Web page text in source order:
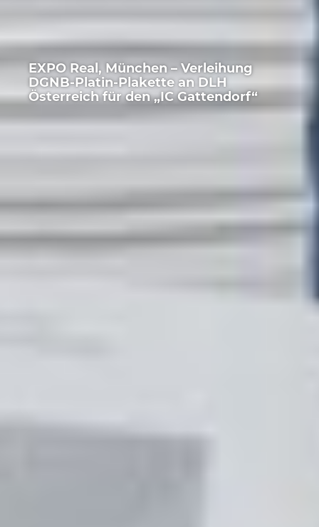
EXPO Real, München – Verleihung
DGNB-Platin-Plakette an DLH
Österreich für den „IC Gattendorf“